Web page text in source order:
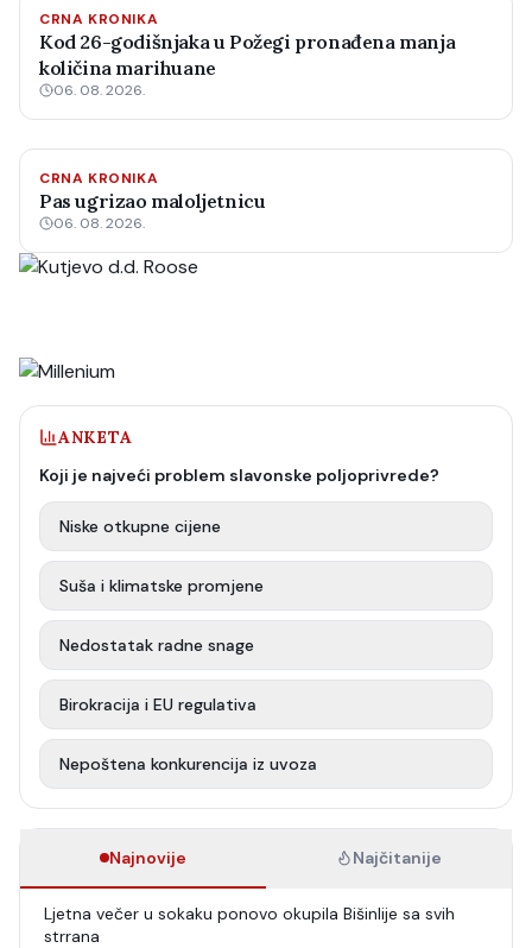
CRNA KRONIKA
Kod 26-godišnjaka u Požegi pronađena manja
količina marihuane
06. 08. 2026.
CRNA KRONIKA
Pas ugrizao maloljetnicu
06. 08. 2026.
ANKETA
Koji je najveći problem slavonske poljoprivrede?
Niske otkupne cijene
Suša i klimatske promjene
Nedostatak radne snage
Birokracija i EU regulativa
Nepoštena konkurencija iz uvoza
Najnovije Najčitanije
Ljetna večer u sokaku ponovo okupila Bišinlije sa svih
strrana